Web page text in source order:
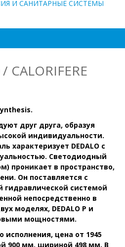
И САНИТАРНЫЕ СИСТЕМЫ
CALORIFERE
друг друга, образуя
индивидуальности.
характеризует DEDALO с
Светодиодный
проникает в пространство,
Он поставляется с
гидравлической системой
непосредственно в
моделях, DEDALO P и
мощностями.
исполнения, цена от 1945
900 мм, шириной 498 мм. В